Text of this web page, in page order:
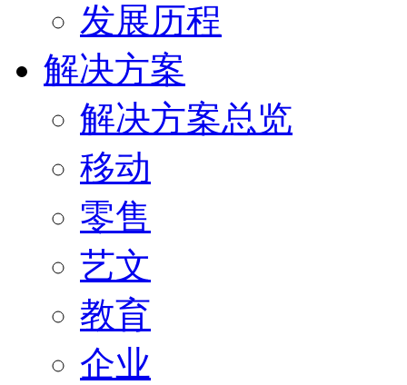
发展历程
解决方案
解决方案总览
移动
零售
艺文
教育
企业